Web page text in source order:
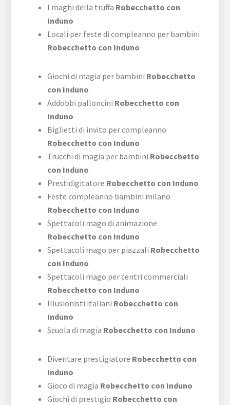
I maghi della truffa Robecchetto con
Induno
Locali per feste di compleanno per bambini
Robecchetto con Induno
Giochi di magia per bambini Robecchetto
con Induno
Addobbi palloncini Robecchetto con
Induno
Biglietti di invito per compleanno
Robecchetto con Induno
Trucchi di magia per bambini Robecchetto
con Induno
Prestidigitatore Robecchetto con Induno
Feste compleanno bambini milano
Robecchetto con Induno
Spettacoli mago di animazione
Robecchetto con Induno
Spettacoli mago per piazzali Robecchetto
con Induno
Spettacoli mago per centri commerciali
Robecchetto con Induno
Illusionisti italiani Robecchetto con
Induno
Scuola di magia Robecchetto con Induno
Diventare prestigiatore Robecchetto con
Induno
Gioco di magia Robecchetto con Induno
Giochi di prestigio Robecchetto con